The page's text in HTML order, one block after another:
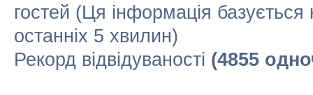
гостей (Ця інформація базується
останніх 5 хвилин)
Рекорд відвідуваності (4855